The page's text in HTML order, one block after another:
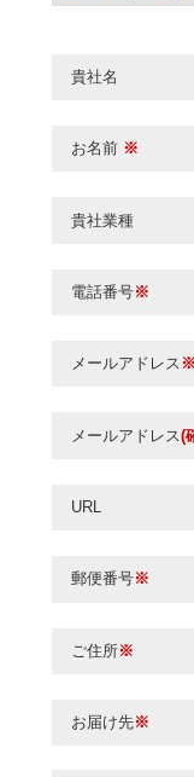
貴社名
お名前 ※
貴社業種
電話番号※
メールアドレス
メールアドレス(
URL
郵便番号※
ご住所※
お届け先※